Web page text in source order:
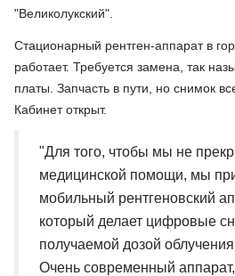
"Великолукский".
Стационарный рентген-аппарат в
работает. Требуется замена, так
платы. Запчасть в пути, но снимок
Кабинет открыт.
"Для того, чтобы мы не
медицинской помощи, мы
мобильный рентгеновский
который делает цифровые
получаемой дозой облучения
Очень современный